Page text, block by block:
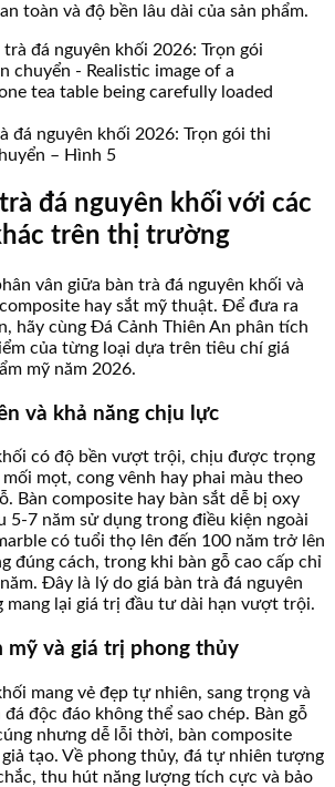
toàn và độ bền lâu dài của sản phẩm.
đá nguyên khối 2026: Trọn gói thi
– Hình 5
đá nguyên khối với các
trên thị trường
vân giữa bàn trà đá nguyên khối và
hay sắt mỹ thuật. Để đưa ra
hãy cùng Đá Cảnh Thiên An phân tích
của từng loại dựa trên tiêu chí giá
mỹ năm 2026.
và khả năng chịu lực
có độ bền vượt trội, chịu được trọng
mọt, cong vênh hay phai màu theo
Bàn composite hay bàn sắt dễ bị oxy
5-7 năm sử dụng trong điều kiện ngoài
có tuổi thọ lên đến 100 năm trở lên
đúng cách, trong khi bàn gỗ cao cấp chỉ
Đây là lý do giá bàn trà đá nguyên
mang lại giá trị đầu tư dài hạn vượt trội.
mỹ và giá trị phong thủy
mang vẻ đẹp tự nhiên, sang trọng và
độc đáo không thể sao chép. Bàn gỗ
nhưng dễ lỗi thời, bàn composite
tạo. Về phong thủy, đá tự nhiên tượng
thu hút năng lượng tích cực và bảo